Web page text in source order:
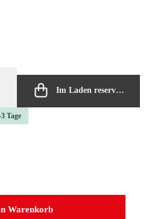
Im Laden reservieren
Tage
gewünschten Wert ein oder
Warenkorb